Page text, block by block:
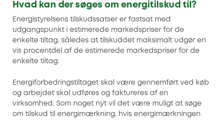
Hvad kan der søges om energitilskud til?
Energistyrelsens tilskudssatser er fastsat med
udgangspunkt i estimerede markedspriser for de
enkelte tiltag, således at tilskuddet maksimalt udgør en
vis procentdel af de estimerede markedspriser for de
enkelte tiltag.
Energiforbedringstiltaget skal være gennemført ved køb
og arbejdet skal udføres og faktureres af en
virksomhed. Som noget nyt vil det være muligt at søge
om tilskud til energimærkning, hvis energimærkningen